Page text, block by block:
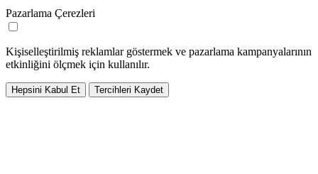
Pazarlama Çerezleri
Kişiselleştirilmiş reklamlar göstermek ve pazarlama kampanyalarının
etkinliğini ölçmek için kullanılır.
Hepsini Kabul Et Tercihleri Kaydet